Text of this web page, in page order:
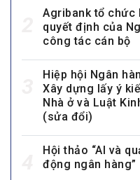
Agribank tổ chức
quyết định của
công tác cán bộ
Hiệp hội Ngân
Xây dựng lấy ý
Nhà ở và Luật
(sửa đổi)
Hội thảo “AI và
động ngân hàng”